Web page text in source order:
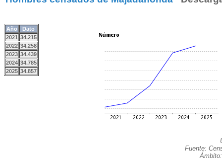
Año
Dato
2021 34.215
2022 34.258
2023 34.439
2024 34.785
2025 34.857
Fuente: